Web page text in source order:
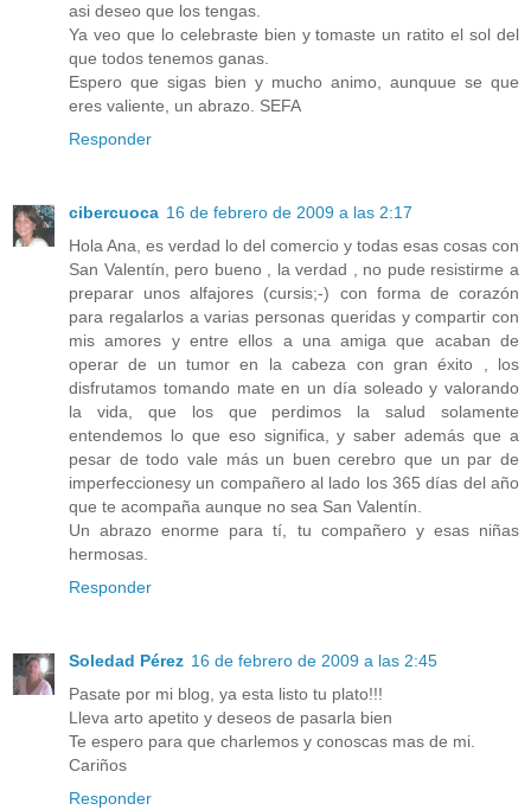
asi deseo que los tengas.
Ya veo que lo celebraste bien y tomaste un ratito el sol del
que todos tenemos ganas.
Espero que sigas bien y mucho animo, aunquue se que
eres valiente, un abrazo. SEFA
Responder
cibercuoca 16 de febrero de 2009 a las 2:17
Hola Ana, es verdad lo del comercio y todas esas cosas con
San Valentín, pero bueno , la verdad , no pude resistirme a
preparar unos alfajores (cursis;-) con forma de corazón
para regalarlos a varias personas queridas y compartir con
mis amores y entre ellos a una amiga que acaban de
operar de un tumor en la cabeza con gran éxito , los
disfrutamos tomando mate en un día soleado y valorando
la vida, que los que perdimos la salud solamente
entendemos lo que eso significa, y saber además que a
pesar de todo vale más un buen cerebro que un par de
imperfeccionesy un compañero al lado los 365 días del año
que te acompaña aunque no sea San Valentín.
Un abrazo enorme para tí, tu compañero y esas niñas
hermosas.
Responder
Soledad Pérez 16 de febrero de 2009 a las 2:45
Pasate por mi blog, ya esta listo tu plato!!!
Lleva arto apetito y deseos de pasarla bien
Te espero para que charlemos y conoscas mas de mi.
Cariños
Responder